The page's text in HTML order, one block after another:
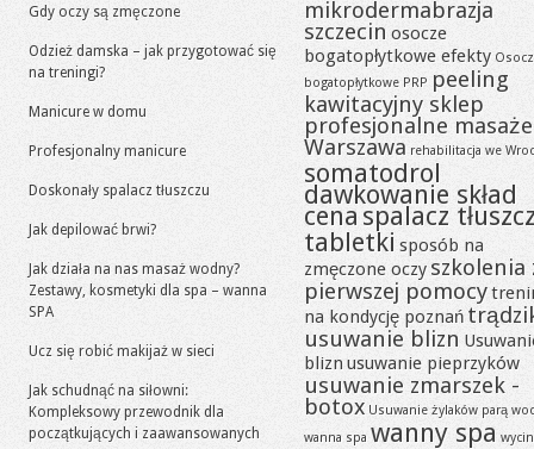
Gdy oczy są zmęczone
Odzież damska – jak przygotować się
na treningi?
Manicure w domu
Profesjonalny manicure
Doskonały spalacz tłuszczu
Jak depilować brwi?
Jak działa na nas masaż wodny?
Zestawy, kosmetyki dla spa – wanna
SPA
Ucz się robić makijaż w sieci
Jak schudnąć na siłowni:
Kompleksowy przewodnik dla
początkujących i zaawansowanych
mikrodermabrazja
szczecin osocze
bogatopłytkowe efekty
bogatopłytkowe PRP peeling
kawitacyjny sklep
profesjonalne masaże
Warszawa rehabilitacja we
somatodrol
dawkowanie skład
cena spalacz
tabletki sposób na
zmęczone oczy szkolenia
pierwszej pomocy
na kondycję poznań
usuwanie blizn
blizn usuwanie pieprzyków
usuwanie zmarszek -
botox Usuwanie żylaków parą
wanna spa wanny spa